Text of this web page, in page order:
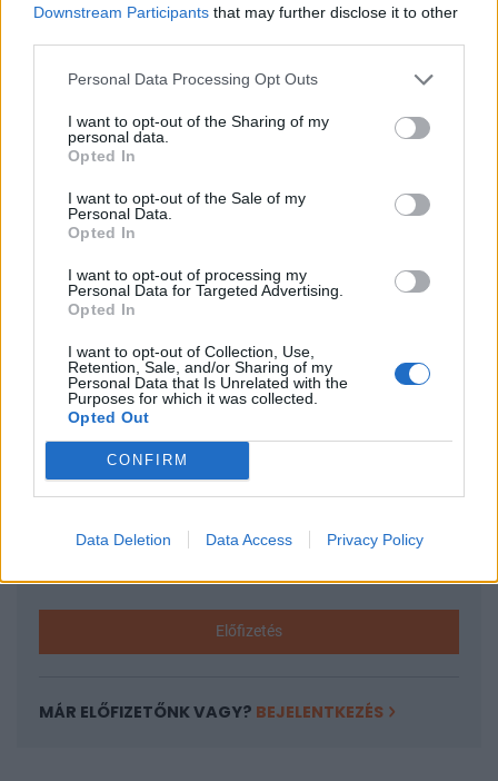
Downstream Participants that may further disclose it to other
Personal Data Processing Opt Outs
I want to opt-out of the Sharing of my
personal data.
Opted In
I want to opt-out of the Sale of my
Personal Data.
Opted In
I want to opt-out of processing my
Personal Data for Targeted Advertising.
Opted In
I want to opt-out of Collection, Use,
Retention, Sale, and/or Sharing of my
Personal Data that Is Unrelated with the
Purposes for which it was collected.
Opted Out
CONFIRM
Data Deletion Data Access Privacy Policy
vissza nem térítendő támogatást biztosít - mondta
a külgazdasági és külügyminiszter kedden a
beruházásokat bejelentő sajtótájékoztatón.
Szijjártó Péter kiemelte, hogy a BorgWarner egyik
beruházása 6,6 milliárd forintot, a másik 4,3 milliárd
értékben valósít meg beruházást. A két vállalat a
beruházásokkal 5300 munkahelyet véd meg és több mint
ismertette: a BorgWarner a világon a 25. legnagyobb...
KEDVES OLVASÓNK!
A keresett cikk a portfolio.hu hírarchívumához
tartozik, melynek olvasása előfizetéses
regisztrációhoz kötött.
Az előfizetés a következőket tartalmazza:
Kötéslisták: BÉT elmúlt 2 év napon belüli
Előfizetés
MÁR ELŐFIZETŐNK VAGY? BEJELENTKEZÉS